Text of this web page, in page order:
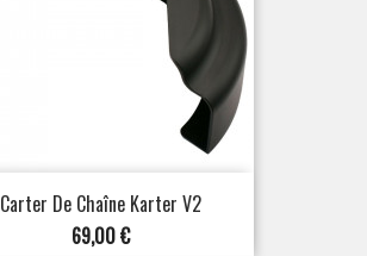
Carter De Chaîne Karter V2
Prix
69,00 €